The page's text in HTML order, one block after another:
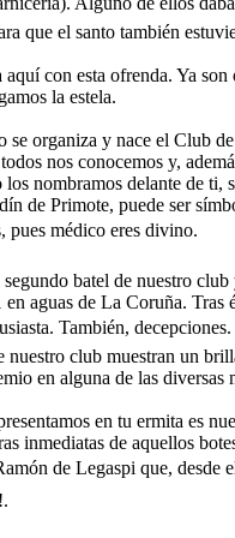
que el santo también
con esta ofrenda. Ya
la estela.
se organiza y nace el Club
nos conocemos y,
nombramos delante de ti,
de Primote, puede ser
médico eres divino.
batel de nuestro
aguas de La Coruña.
También, decepciones.
nuestro club muestran un
en alguna de las diversas
en tu ermita es
inmediatas de aquellos
de Legaspi que, desde